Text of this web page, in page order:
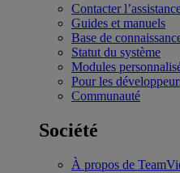
Contacter
Guides et manuels
Base de
Statut du système
Modules
Pour les
Communauté
Société
À propos de